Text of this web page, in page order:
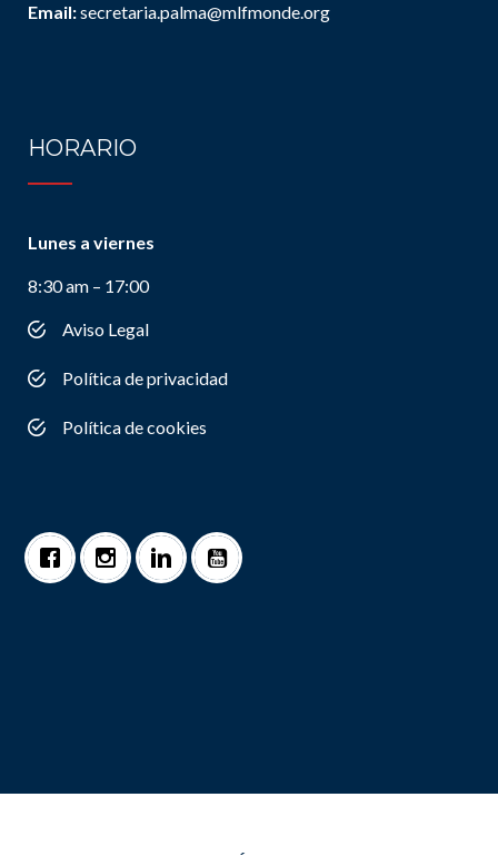
Email:secretaria.palma@mlfmonde.org
HORARIO
Lunes a viernes
8:30 am – 17:00
Aviso Legal
Política de privacidad
Política de cookies